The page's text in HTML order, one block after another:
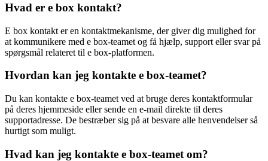
Hvad er e box kontakt?
E box kontakt er en kontaktmekanisme, der giver dig mulighed for
at kommunikere med e box-teamet og få hjælp, support eller svar på
spørgsmål relateret til e box-platformen.
Hvordan kan jeg kontakte e box-teamet?
Du kan kontakte e box-teamet ved at bruge deres kontaktformular
på deres hjemmeside eller sende en e-mail direkte til deres
supportadresse. De bestræber sig på at besvare alle henvendelser så
hurtigt som muligt.
Hvad kan jeg kontakte e box-teamet om?